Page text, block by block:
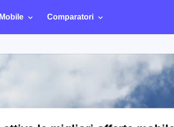
Mobile Comparatori